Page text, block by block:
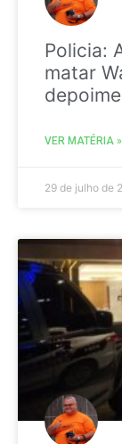
Policia:
matar
VER MATÉRIA »
29 de julho de